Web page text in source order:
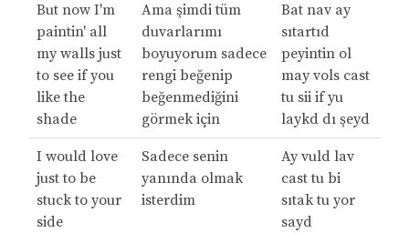
But now I'm
paintin' all
my walls just
to see if you
like the
shade
Ama şimdi tüm
duvarlarımı
boyuyorum sadece
rengi beğenip
beğenmediğini
görmek için
Bat nav ay
sıtartıd
peyintin ol
may vols cast
tu sii if yu
laykd dı şeyd
I would love
just to be
stuck to your
side
Sadece senin
yanında olmak
isterdim
Ay vuld lav
cast tu bi
sıtak tu yor
sayd